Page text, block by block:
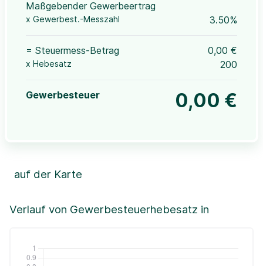
Maßgebender Gewerbeertrag
x Gewerbest.-Messzahl 3.50%
= Steuermess-Betrag 0,00 €
x Hebesatz 200
Gewerbesteuer 0,00 €
Verlauf von Gewerbesteuerhebesatz in
auf der Karte
+
Leaflet|©OpenStreetMap, ©CartoDB,